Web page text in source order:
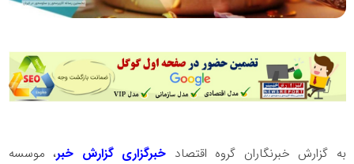
به گزارش خبرنگاران گروه اقتصاد خبرگزاری گزارش خبر، موسسه